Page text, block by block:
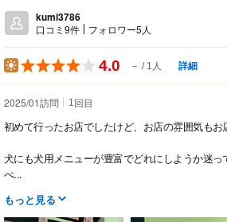
kumi3786
口コミ9件 フォロワー5人
4.0 － 1人 詳細
2025/01訪問 1 回目
初めて行ったお店でしたけど、お店の雰囲気も
犬にも犬用メニューが豊富でどれにしようか迷
べ...
もっと見る